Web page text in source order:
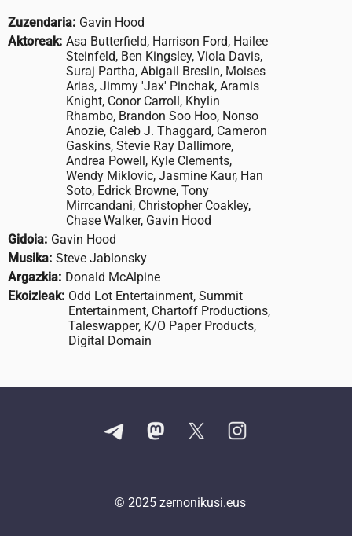
Zuzendaria: Gavin Hood
Aktoreak: Asa Butterfield, Harrison Ford, Hailee
Steinfeld, Ben Kingsley, Viola Davis,
Suraj Partha, Abigail Breslin, Moises
Arias, Jimmy 'Jax' Pinchak, Aramis
Knight, Conor Carroll, Khylin
Rhambo, Brandon Soo Hoo, Nonso
Anozie, Caleb J. Thaggard, Cameron
Gaskins, Stevie Ray Dallimore,
Andrea Powell, Kyle Clements,
Wendy Miklovic, Jasmine Kaur, Han
Soto, Edrick Browne, Tony
Mirrcandani, Christopher Coakley,
Chase Walker, Gavin Hood
Gidoia: Gavin Hood
Musika: Steve Jablonsky
Argazkia: Donald McAlpine
Ekoizleak: Odd Lot Entertainment, Summit
Entertainment, Chartoff Productions,
Taleswapper, K/O Paper Products,
Digital Domain
© 2025 zernonikusi.eus